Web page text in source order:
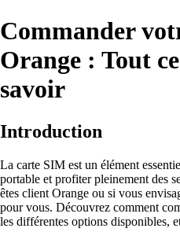
Commander
Orange : Tout
savoir
Introduction
La carte SIM est un élément
portable et profiter pleinement des
êtes client Orange ou si vous
pour vous. Découvrez comment
les différentes options disponibles,